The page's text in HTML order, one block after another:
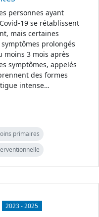
personnes ayant
19 se rétablissent
mais certaines
prolongés
moins 3 mois après
symptômes, appelés
des formes
intense…
primaires
2023-2025